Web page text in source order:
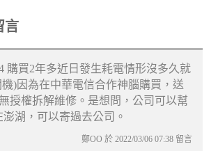
言
購買2年多近日發生耗電情形沒多久就
)因為在中華電信合作神腦購買，送
授權拆解維修。是想問，公司可以幫
湖，可以寄過去公司。
鄭OO 於 2022/03/06 07:38 留言